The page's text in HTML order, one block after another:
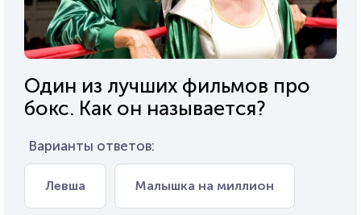
Один из лучших фильмов про
бокс. Как он называется?
Варианты ответов:
Левша Малышка на миллион